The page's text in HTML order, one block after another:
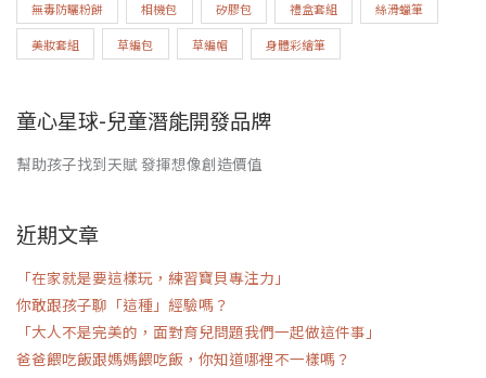
無毒防曬粉餅 相機包 矽膠包 禮盒套組 絲滑蠟筆
美妝套組 草編包 草編帽 身體彩繪筆
童心星球-兒童潛能開發品牌
幫助孩子找到天賦 發揮想像創造價值
近期文章
「在家就是要這樣玩，練習寶貝專注力」
你敢跟孩子聊「這種」經驗嗎？
「大人不是完美的，面對育兒問題我們一起做這件事」
爸爸餵吃飯跟媽媽餵吃飯，你知道哪裡不一樣嗎？